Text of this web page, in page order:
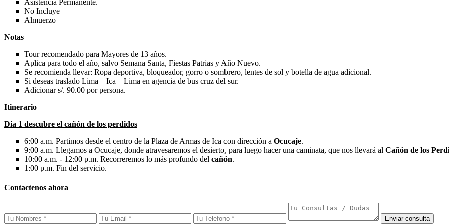
Asistencia Permanente.
No Incluye
Almuerzo
Notas
Tour recomendado para Mayores de 13 años.
Aplica para todo el año, salvo Semana Santa, Fiestas Patrias y Año Nuevo.
Se recomienda llevar: Ropa deportiva, bloqueador, gorro o sombrero, lentes de sol y botella de agua adicional.
Si deseas traslado Lima – Ica – Lima en agencia de bus cruz del sur.
Adicionar s/. 90.00 por persona.
Itinerario
Dia 1 descubre el cañón de los perdidos
6:00 a.m. Partimos desde el centro de la Plaza de Armas de Ica con dirección a Ocucaje.
9:00 a.m. Llegamos a Ocucaje, donde atravesaremos el desierto, para luego hacer una caminata, que nos llevará al Cañón de los
10:00 a.m. - 12:00 p.m. Recorreremos lo más profundo del cañón.
1:00 p.m. Fin del servicio.
Contactenos ahora
Enviar consulta